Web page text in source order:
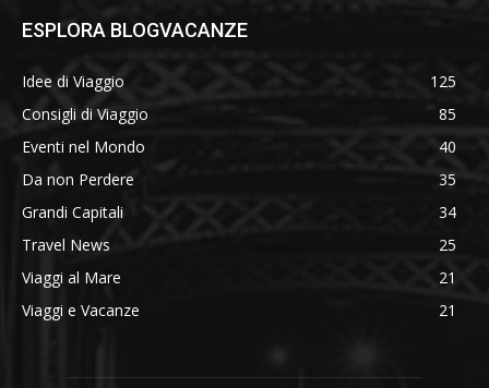
ESPLORA BLOGVACANZE
Idee di Viaggio
125
Consigli di Viaggio
85
Eventi nel Mondo
40
Da non Perdere
35
Grandi Capitali
34
Travel News
25
Viaggi al Mare
21
Viaggi e Vacanze
21